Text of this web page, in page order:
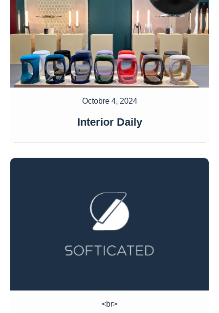
Octobre 4, 2024
Interior Daily
<br>